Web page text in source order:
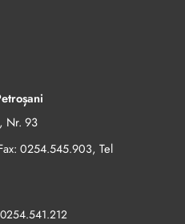
Nr. 93
0254.545.903, Tel
0254.541.212